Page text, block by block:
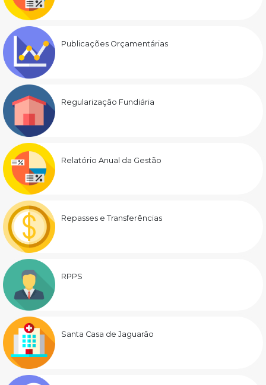
Publicações Orçamentárias
Regularização Fundiária
Relatório Anual da Gestão
Repasses e Transferências
RPPS
Santa Casa de Jaguarão